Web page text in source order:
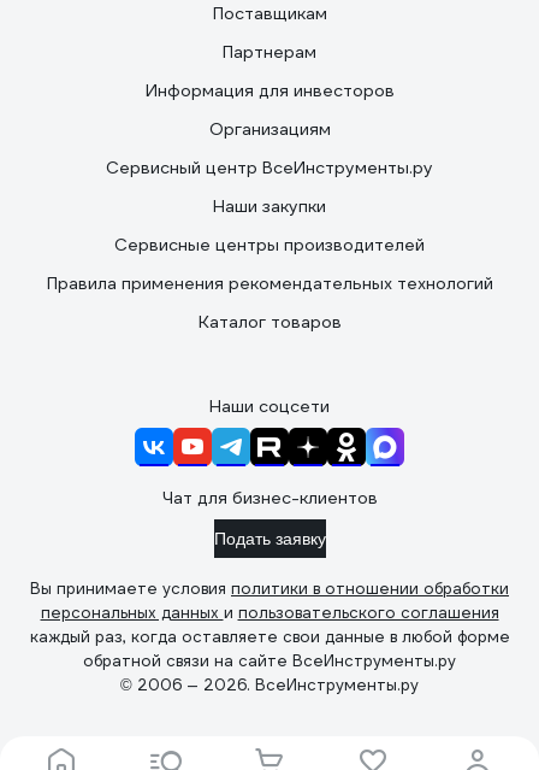
Поставщикам
Партнерам
Информация для инвесторов
Организациям
Сервисный центр ВсеИнструменты.ру
Наши закупки
Сервисные центры производителей
Правила применения рекомендательных технологий
Каталог товаров
Наши соцсети
Чат для бизнес-клиентов
Подать заявку
Вы принимаете условия политики в отношении обработки
персональных данных и пользовательского соглашения
каждый раз, когда оставляете свои данные в любой форме
обратной связи на сайте ВсеИнструменты.ру
© 2006 — 2026. ВсеИнструменты.ру